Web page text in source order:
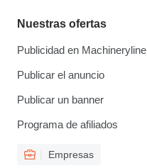
Nuestras ofertas
Publicidad en Machineryline
Publicar el anuncio
Publicar un banner
Programa de afiliados
Empresas